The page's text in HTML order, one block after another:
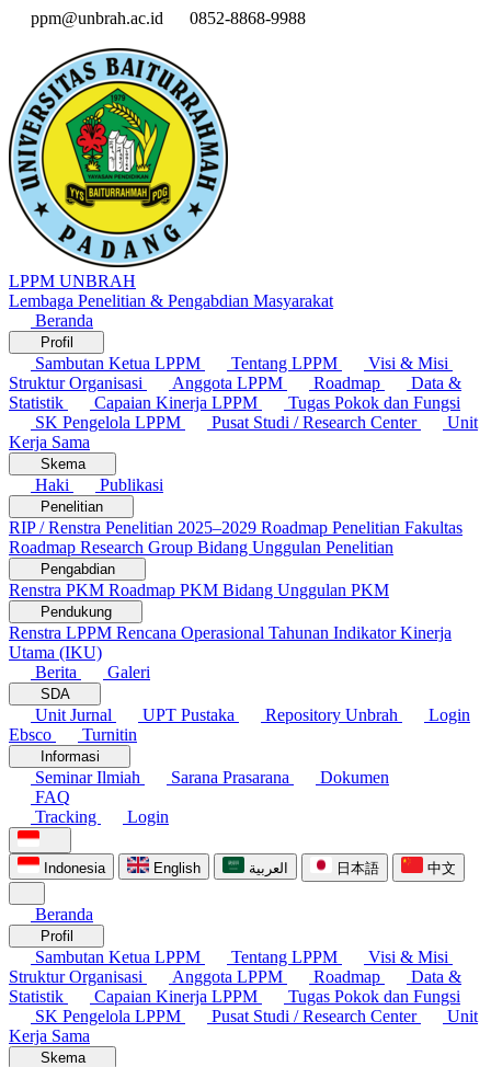
ppm@unbrah.ac.id 0852-8868-9988
LPPM UNBRAH
Lembaga Penelitian & Pengabdian Masyarakat
Beranda
Profil
Sambutan Ketua LPPM Tentang LPPM
Visi & Misi
Struktur Organisasi
Anggota LPPM Roadmap
Data &
Statistik
Capaian Kinerja LPPM
Tugas Pokok dan Fungsi
SK Pengelola LPPM
Pusat Studi / Research Center
Unit
Kerja Sama
Skema
Haki Publikasi
Penelitian
RIP / Renstra Penelitian 2025–2029 Roadmap Penelitian Fakultas
Roadmap Research Group Bidang Unggulan Penelitian
Pengabdian
Renstra PKM Roadmap PKM Bidang Unggulan PKM
Pendukung
Renstra LPPM Rencana Operasional Tahunan Indikator Kinerja
Utama (IKU)
Berita
Galeri
SDA
Unit Jurnal UPT Pustaka Repository Unbrah
Login
Ebsco
Turnitin
Informasi
Seminar Ilmiah Sarana Prasarana
Dokumen
FAQ
Tracking
Login
Indonesia English العربية 日本語 中文
Beranda
Profil
Sambutan Ketua LPPM Tentang LPPM
Visi & Misi
Struktur Organisasi
Anggota LPPM Roadmap
Data &
Statistik
Capaian Kinerja LPPM
Tugas Pokok dan Fungsi
SK Pengelola LPPM
Pusat Studi / Research Center
Unit
Kerja Sama
Skema